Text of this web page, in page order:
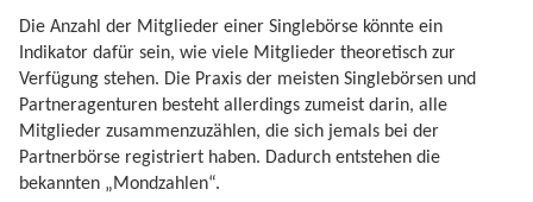
Die Anzahl der Mitglieder einer Singlebörse könnte ein
Indikator dafür sein, wie viele Mitglieder theoretisch zur
Verfügung stehen. Die Praxis der meisten Singlebörsen und
Partneragenturen besteht allerdings zumeist darin, alle
Mitglieder zusammenzuzählen, die sich jemals bei der
Partnerbörse registriert haben. Dadurch entstehen die
bekannten „Mondzahlen“.